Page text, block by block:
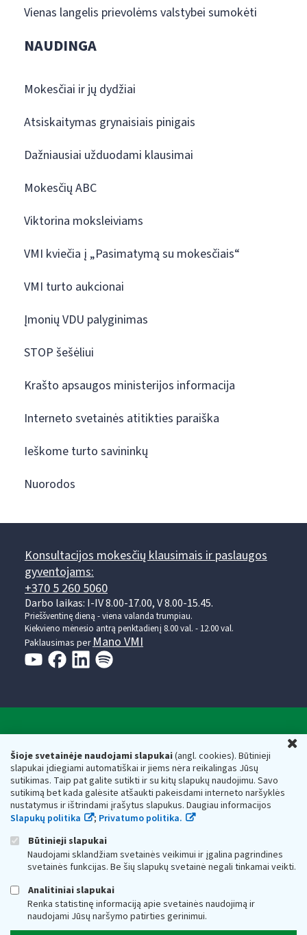
Šioje svetainėje naudojami slapukai(angl. cookies). Būtinieji
slapukai įdiegiami automatiškai ir jiems nėra reikalingas Jūsų
sutikimas. Taip pat galite sutikti ir su kitų slapukų naudojimu. Savo
sutikimą bet kada galėsite atšaukti pakeisdami interneto naršyklės
nustatymus ir ištrindami įrašytus slapukus. Daugiau informacijos
Slapukų politika
; Privatumo politika.
Būtinieji slapukai
Naudojami sklandžiam svetainės veikimui ir įgalina pagrindines
svetainės funkcijas. Be šių slapukų svetainė negali tinkamai veikti.
Analitiniai slapukai
Renka statistinę informaciją apie svetainės naudojimą ir
naudojami Jūsų naršymo patirties gerinimui.
Vienas langelis prievolėms valstybei sumokėti
NAUDINGA
Mokesčiai ir jų dydžiai
Atsiskaitymas grynaisiais pinigais
Dažniausiai užduodami klausimai
Mokesčių ABC
Viktorina moksleiviams
VMI kviečia į „Pasimatymą su mokesčiais“
VMI turto aukcionai
Įmonių VDU palyginimas
STOP šešėliui
Krašto apsaugos ministerijos informacija
Interneto svetainės atitikties paraiška
Ieškome turto savininkų
Nuorodos
Konsultacijos mokesčių klausimais ir paslaugos
gyventojams:
+370 5 260 5060
Darbo laikas: I-IV 8.00-17.00, V 8.00-15.45.
Prieššventinę dieną - viena valanda trumpiau.
Kiekvieno mėnesio antrą penktadienį 8.00 val. - 12.00 val.
Paklausimas per Mano VMI
Respublikos finansų ministerijos
Biudžetinė įstaiga. Juridinio asmens kodas — 188659752,
adresas: Vasario 16-osios g. 14, 01107 Vilnius, Lietuva, el.paštas:
vmi@vmi.lt, E. pristatymo dėžutės adresas 188659752
Duomenys apie Valstybinę mokesčių inspekciją prie Lietuvos
Respublikos finansų ministerijos kaupiami ir saugomi Juridinių